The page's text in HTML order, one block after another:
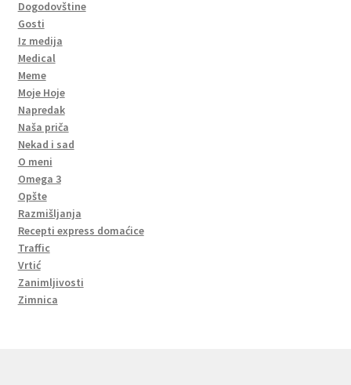
Dogodovštine
Gosti
Iz medija
Medical
Meme
Moje Hoje
Napredak
Naša priča
Nekad i sad
O meni
Omega 3
Opšte
Razmišljanja
Recepti express domaćice
Traffic
Vrtić
Zanimljivosti
Zimnica